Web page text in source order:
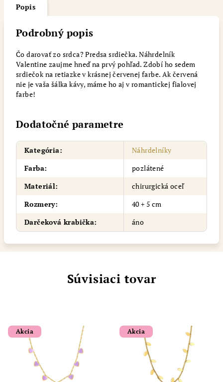
Popis
Podrobný popis
Čo darovať zo srdca? Predsa srdiečka. Náhrdelník
Valentine zaujme hneď na prvý pohľad. Zdobí ho sedem
srdiečok na retiazke v krásnej červenej farbe. Ak červená
nie je vaša šálka kávy, máme ho aj v romantickej fialovej
farbe!
Dodatočné parametre
Kategória:
Náhrdelníky
Farba:
pozlátené
Materiál:
chirurgická oceľ
Rozmery:
40 + 5 cm
Darčeková krabička: áno
Súvisiaci tovar
Akcia Akcia